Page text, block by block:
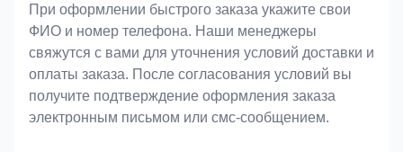
При оформлении быстрого заказа укажите свои
ФИО и номер телефона. Наши менеджеры
свяжутся с вами для уточнения условий доставки и
оплаты заказа. После согласования условий вы
получите подтверждение оформления заказа
электронным письмом или смс-сообщением.